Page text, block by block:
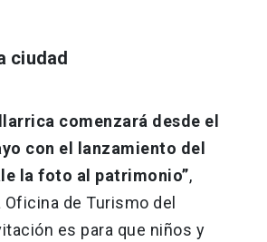
ciudad
comenzará desde el
con el lanzamiento del
la foto al patrimonio”,
de Turismo del
es para que niños y